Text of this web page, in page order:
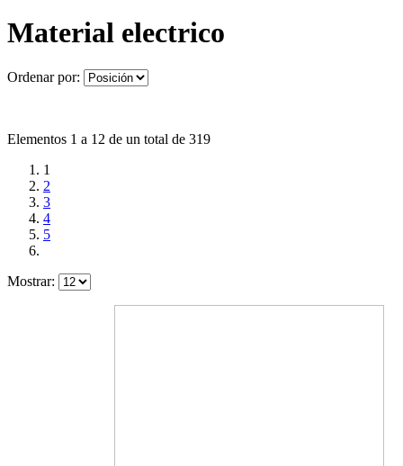
Material electrico
Ordenar por:
Elementos 1 a 12 de un total de 319
1
2
3
4
5
Mostrar: